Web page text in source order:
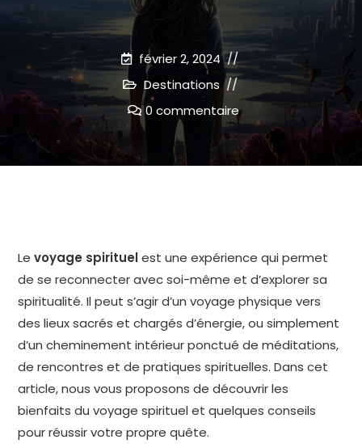
février 2, 2024
Destinations
0 commentaire
Levoyage spirituelest une expérience qui permet
de se reconnecter avec soi-même et d’explorer sa
spiritualité. Il peut s’agir d’un voyage physique vers
des lieux sacrés et chargés d’énergie, ou simplement
d’un cheminement intérieur ponctué de méditations,
de rencontres et de pratiques spirituelles. Dans cet
article, nous vous proposons de découvrir les
bienfaits du voyage spirituel et quelques conseils
pour réussir votre propre quête.